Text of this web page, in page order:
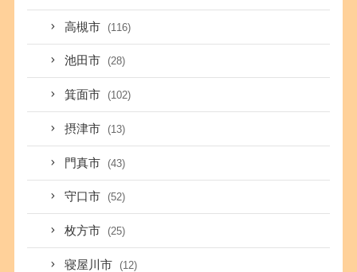
高槻市 (116)
池田市 (28)
箕面市 (102)
摂津市 (13)
門真市 (43)
守口市 (52)
枚方市 (25)
寝屋川市 (12)